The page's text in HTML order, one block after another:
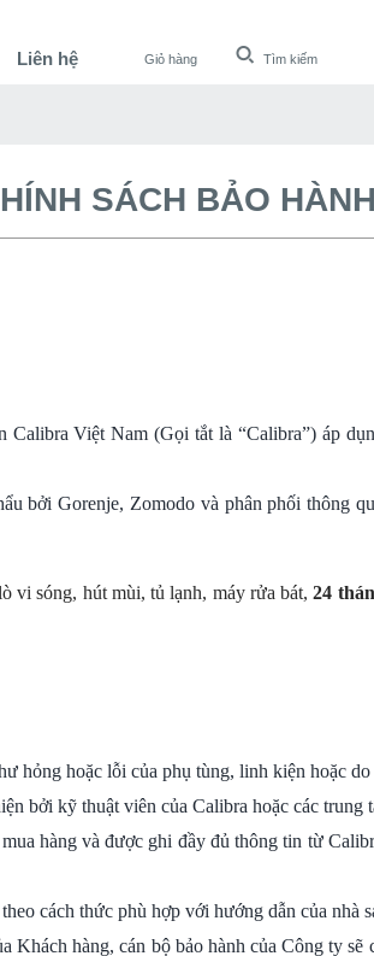
Liên hệ Giỏ hàng Tìm kiếm
SÁCH BẢO HÀNH
Việt Nam (Gọi tắt là “Calibra”) áp
bởi Gorenje, Zomodo và phân phối thông
vi sóng, hút mùi, tủ lạnh, máy rửa bát,24
hỏng hoặc lỗi của phụ tùng, linh kiện hoặc do
bởi kỹ thuật viên của Calibra hoặc các trung
hàng và được ghi đầy đủ thông tin từ
cách thức phù hợp với hướng dẫn của nhà
hàng, cán bộ bảo hành của Công ty